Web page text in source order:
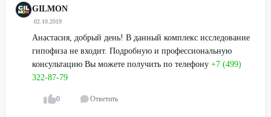
GILMON
·02.10.2019
Анастасия, добрый день! В данный комплекс исследование
гипофиза не входит. Подробную и профессиональную
консультацию Вы можете получить по телефону +7 (499)
322-87-79
0 Ответить